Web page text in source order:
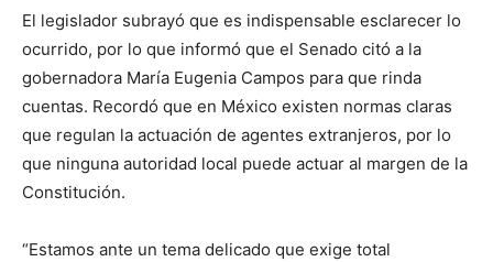
El legislador subrayó que es indispensable esclarecer lo
ocurrido, por lo que informó que el Senado citó a la
gobernadora María Eugenia Campos para que rinda
cuentas. Recordó que en México existen normas claras
que regulan la actuación de agentes extranjeros, por lo
que ninguna autoridad local puede actuar al margen de la
Constitución.
“Estamos ante un tema delicado que exige total